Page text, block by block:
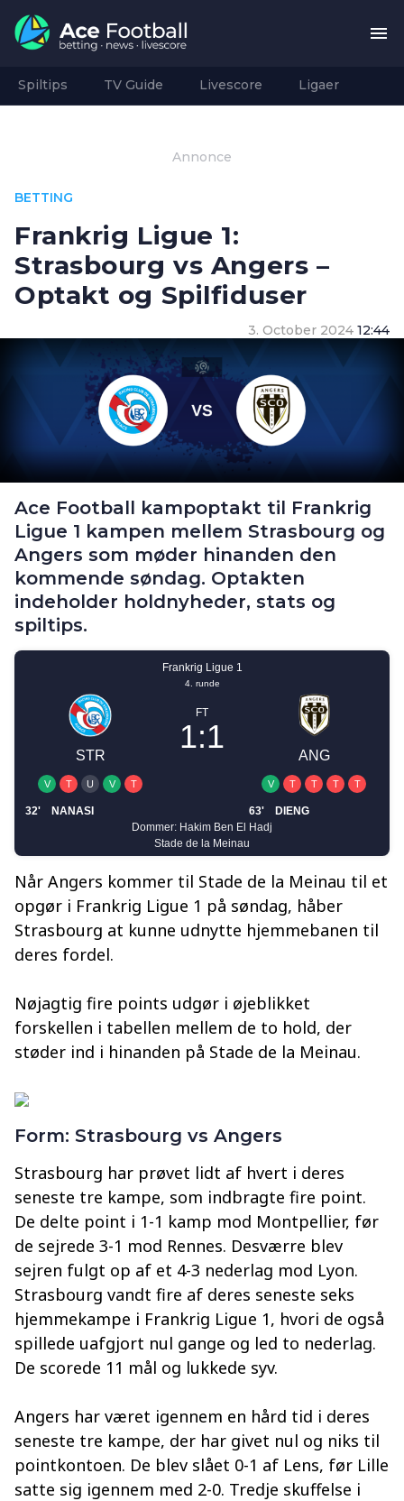
Spiltips TV Guide Livescore Ligaer
Annonce
BETTING
Frankrig Ligue 1:
Strasbourg vs Angers –
Optakt og Spilfiduser
3. October 2024 12:44
Ace Football kampoptakt til Frankrig
Ligue 1 kampen mellem Strasbourg og
Angers som møder hinanden den
kommende søndag. Optakten
indeholder holdnyheder, stats og
spiltips.
Når Angers kommer til Stade de la Meinau til et
opgør i Frankrig Ligue 1 på søndag, håber
Strasbourg at kunne udnytte hjemmebanen til
deres fordel.
Nøjagtig fire points udgør i øjeblikket
forskellen i tabellen mellem de to hold, der
støder ind i hinanden på Stade de la Meinau.
Form: Strasbourg vs Angers
Strasbourg har prøvet lidt af hvert i deres
seneste tre kampe, som indbragte fire point.
De delte point i 1-1 kamp mod Montpellier, før
de sejrede 3-1 mod Rennes. Desværre blev
sejren fulgt op af et 4-3 nederlag mod Lyon.
Strasbourg vandt fire af deres seneste seks
hjemmekampe i Frankrig Ligue 1, hvori de også
spillede uafgjort nul gange og led to nederlag.
De scorede 11 mål og lukkede syv.
Angers har været igennem en hård tid i deres
seneste tre kampe, der har givet nul og niks til
pointkontoen. De blev slået 0-1 af Lens, før Lille
satte sig igennem med 2-0. Tredje skuffelse i